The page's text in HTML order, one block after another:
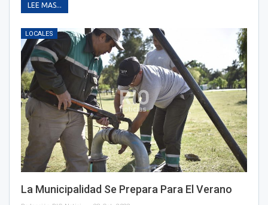
LEE MAS...
LOCALES
La Municipalidad Se Prepara Para El Verano